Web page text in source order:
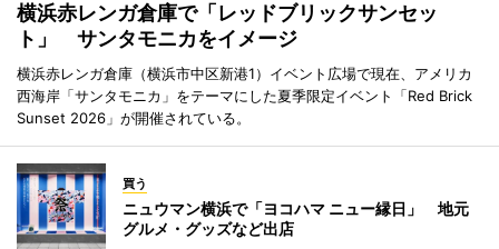
横浜赤レンガ倉庫で「レッドブリックサンセッ
ト」 サンタモニカをイメージ
横浜赤レンガ倉庫（横浜市中区新港1）イベント広場で現在、アメリカ
西海岸「サンタモニカ」をテーマにした夏季限定イベント「Red Brick
Sunset 2026」が開催されている。
買う
ニュウマン横浜で「ヨコハマ ニュー縁日」 地元
グルメ・グッズなど出店